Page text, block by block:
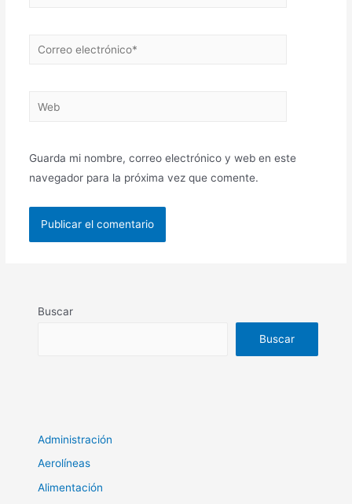
Correo
Web
Guarda mi nombre, correo electrónico y web en este
navegador para la próxima vez que comente.
Buscar
Buscar
Administración
Aerolíneas
Alimentación